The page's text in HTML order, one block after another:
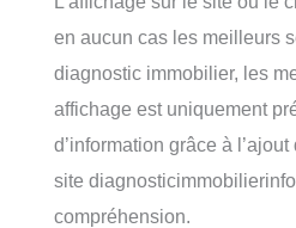
en aucun cas les meilleurs
diagnostic immobilier, les
affichage est uniquement
d’information grâce à
site
compréhension.